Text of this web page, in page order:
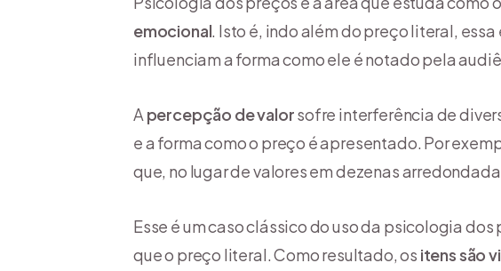
emocional. Isto é, indo além do preço literal,
influenciam a forma como ele é notado pela
A percepção de valorsofre interferência de
e a forma como o preço é apresentado. Por
que, no lugar de valores em dezenas
Esse é um caso clássico do uso da psicologia
que o preço literal. Como resultado, os itens são